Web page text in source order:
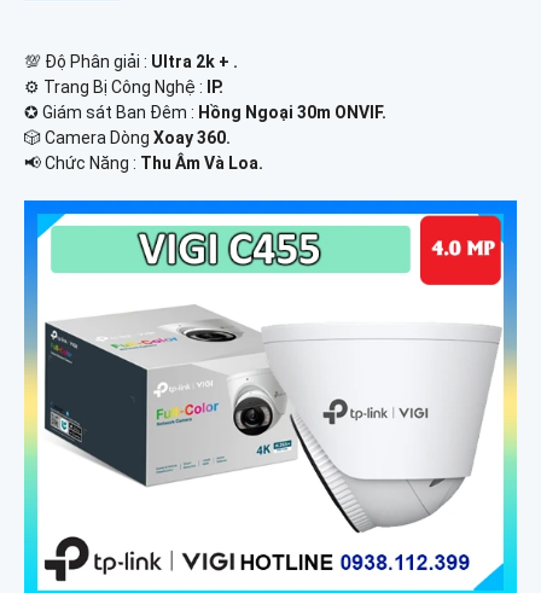
💯 Độ Phân giải : Ultra 2k + .
⚙ Trang Bị Công Nghệ :
IP.
✪ Giám sát Ban Đêm : Hồng Ngoại 30m ONVIF.
🎲 Camera Dòng Xoay 360.
️📢 Chức Năng : Thu Âm Và Loa.